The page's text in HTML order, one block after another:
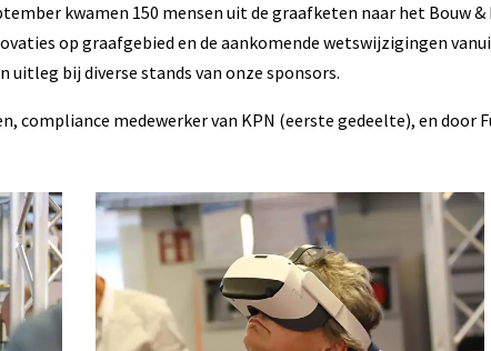
kwamen 150 mensen uit de graafketen naar het Bouw
op graafgebied en de aankomende wetswijzigingen
uitleg bij diverse stands van onze sponsors.
compliance medewerker van KPN (eerste gedeelte), en door